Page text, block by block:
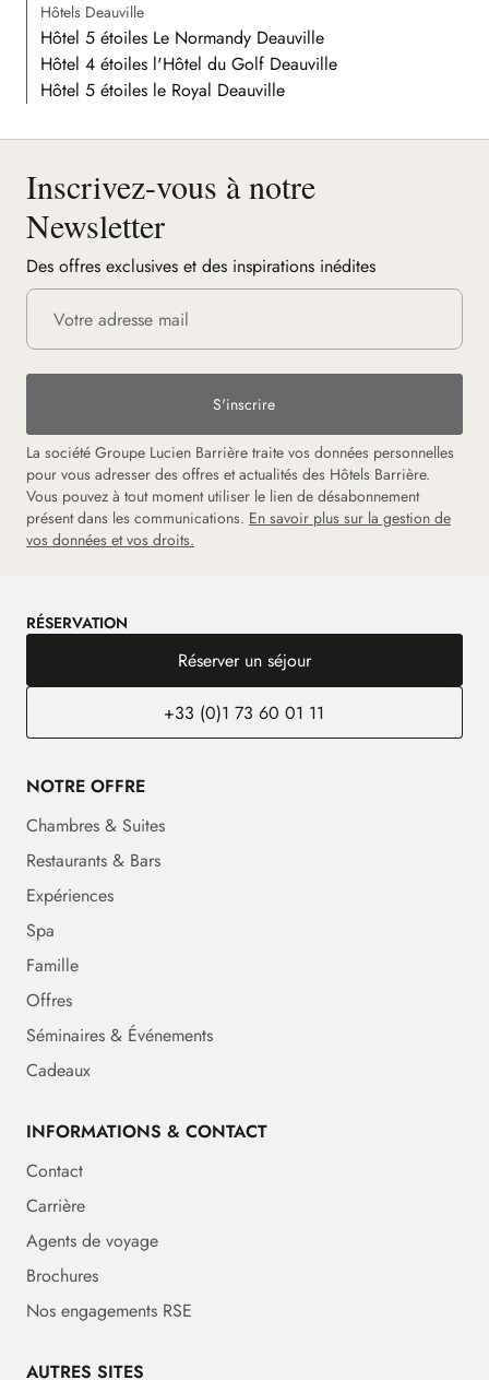
Hôtels Deauville
Hôtel 5 étoiles Le Normandy Deauville
Hôtel 4 étoiles l'Hôtel du Golf Deauville
Hôtel 5 étoiles le Royal Deauville
Inscrivez-vous à notre
Newsletter
Des offres exclusives et des inspirations inédites
S'inscrire
La société Groupe Lucien Barrière traite vos données personnelles
pour vous adresser des offres et actualités des Hôtels Barrière.
Vous pouvez à tout moment utiliser le lien de désabonnement
présent dans les communications. En savoir plus sur la gestion de
vos données et vos droits.
RÉSERVATION
Réserver un séjour
+33 (0)1 73 60 01 11
NOTRE OFFRE
Chambres & Suites
Restaurants & Bars
Expériences
Spa
Famille
Offres
Séminaires & Événements
Cadeaux
INFORMATIONS & CONTACT
Contact
Carrière
Agents de voyage
Brochures
Nos engagements RSE
AUTRES SITES